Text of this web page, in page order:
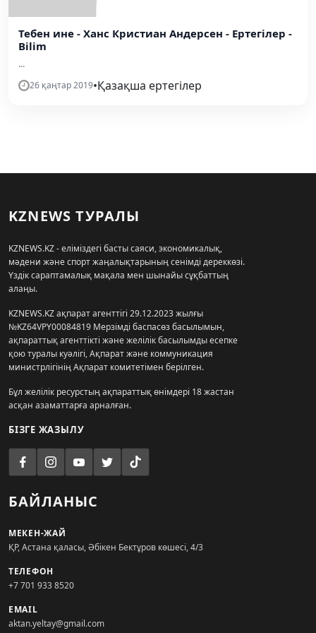
Тебен ине - Ханс Кристиан Андерсен - Ертегілер -
Bilim
...
26 қаңтар 2019•Қазақша ертегілер
KZNEWS ТУРАЛЫ
KZNEWS.KZ - еліміздегі басты саяси, экономикалық,
мәдени және спорт жаңалықтарының сенімді дереккөзі.
Үздік сараптамалық мақала мен шынайы сұқбаттың
алаңы.
KZNEWS.KZ ақпарат агенттігі 29.12.2023 жылғы
№KZ64VPY00084819 Мерзімді баспасөз басылымын,
ақпараттық агенттікті және желілік басылымды есепке
қою туралы куәлігі, Ақпарат және коммуникация
министрлігінің Ақпарат комитетімен берілген.
Бұл желілік ресурстың ақпараттық өнімдері 18 жастан
асқан азаматтарға арналған.
БІЗГЕ ЖАЗЫЛУ
БАЙЛАНЫС
МЕКЕН-ЖАЙ
ҚР, Астана қаласы, Әбікен Бектұров көшесі, 4/3
ТЕЛЕФОН
+7 701 933 8520
EMAIL
aktan.yeltay@gmail.com